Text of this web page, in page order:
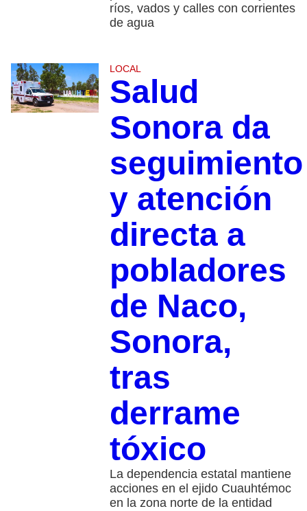
ríos, vados y calles con corrientes
de agua
LOCAL
Salud
Sonora da
seguimiento
y atención
directa a
pobladores
de Naco,
Sonora,
tras
derrame
tóxico
La dependencia estatal mantiene
acciones en el ejido Cuauhtémoc
en la zona norte de la entidad